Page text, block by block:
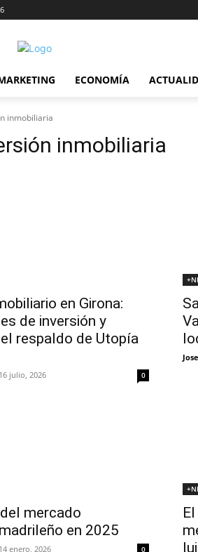
ECONOMÍA
inmobiliaria
inmobiliaria
en Girona:
de inversión y
respaldo de Utopía
16 julio, 2026 0
mercado
en 2025
14 enero, 2026 0